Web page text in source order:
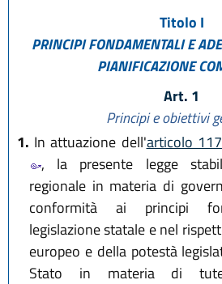
Titolo I
PRINCIPI FONDAMENTALI E
PIANIFICAZIONE
Art. 1
Principi e obiettivi
1. In attuazione dell'articolo
, la presente legge
regionale in materia di
conformità ai principi
legislazione statale e nel
europeo e della potestà
Stato in materia di